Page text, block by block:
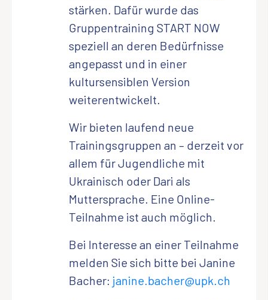
stärken. Dafür wurde das
Gruppentraining START NOW
speziell an deren Bedürfnisse
angepasst und in einer
kultursensiblen Version
weiterentwickelt.
Wir bieten laufend neue
Trainingsgruppen an – derzeit vor
allem für Jugendliche mit
Ukrainisch oder Dari als
Muttersprache. Eine Online-
Teilnahme ist auch möglich.
Bei Interesse an einer Teilnahme
melden Sie sich bitte bei Janine
Bacher: janine.bacher@upk.ch